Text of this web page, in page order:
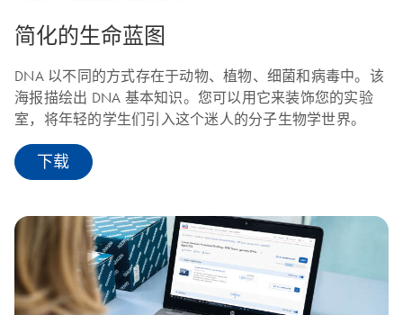
简化的生命蓝图
DNA 以不同的方式存在于动物、植物、细菌和病毒中。该
海报描绘出 DNA 基本知识。您可以用它来装饰您的实验
室，将年轻的学生们引入这个迷人的分子生物学世界。
下载